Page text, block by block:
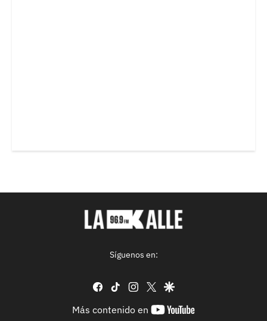
Síguenos en:
facebook
tiktok instagram
twittergoogle
Más contenido en
youtube-